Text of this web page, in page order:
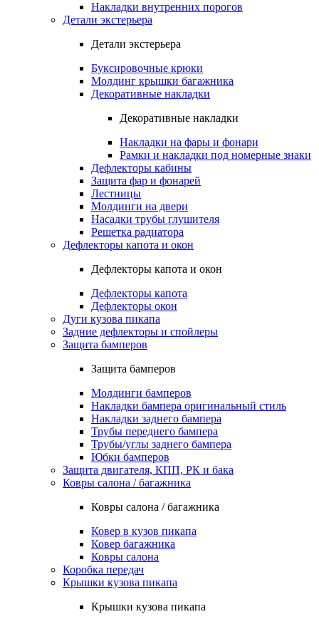
Накладки внутренних порогов
Детали экстерьера
Детали экстерьера
Буксировочные крюки
Молдинг крышки багажника
Декоративные накладки
Декоративные накладки
Накладки на фары и фонари
Рамки и накладки под номерные знаки
Дефлекторы кабины
Защита фар и фонарей
Лестницы
Молдинги на двери
Насадки трубы глушителя
Решетка радиатора
Дефлекторы капота и окон
Дефлекторы капота и окон
Дефлекторы капота
Дефлекторы окон
Дуги кузова пикапа
Задние дефлекторы и спойлеры
Защита бамперов
Защита бамперов
Молдинги бамперов
Накладки бампера оригинальный стиль
Накладки заднего бампера
Трубы переднего бампера
Трубы/углы заднего бампера
Юбки бамперов
Защита двигателя, КПП, РК и бака
Ковры салона / багажника
Ковры салона / багажника
Ковер в кузов пикапа
Ковер багажника
Ковры салона
Коробка передач
Крышки кузова пикапа
Крышки кузова пикапа